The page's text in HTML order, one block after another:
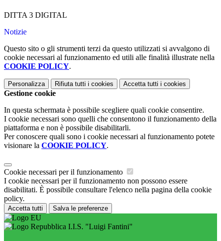
DITTA 3 DIGITAL
Notizie
Questo sito o gli strumenti terzi da questo utilizzati si avvalgono di
cookie necessari al funzionamento ed utili alle finalità illustrate nella
COOKIE POLICY.
Personalizza Rifiuta tutti i cookies Accetta tutti i cookies
Gestione cookie
In questa schermata è possibile scegliere quali cookie consentire.
I cookie necessari sono quelli che consentono il funzionamento della
piattaforma e non è possibile disabilitarli.
Per conoscere quali sono i cookie necessari al funzionamento potete
visionare la COOKIE POLICY.
Cookie necessari per il funzionamento
I cookie necessari per il funzionamento non possono essere
disabilitati. È possibile consultare l'elenco nella pagina della cookie
policy.
Accetta tutti Salva le preferenze
I.I.S. "Luigi Fantini"